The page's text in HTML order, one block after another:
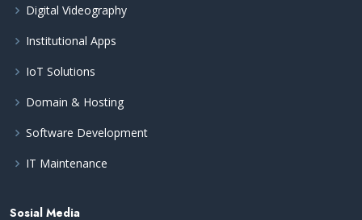
Digital Videography
Institutional Apps
IoT Solutions
Domain & Hosting
Software Development
IT Maintenance
Sosial Media